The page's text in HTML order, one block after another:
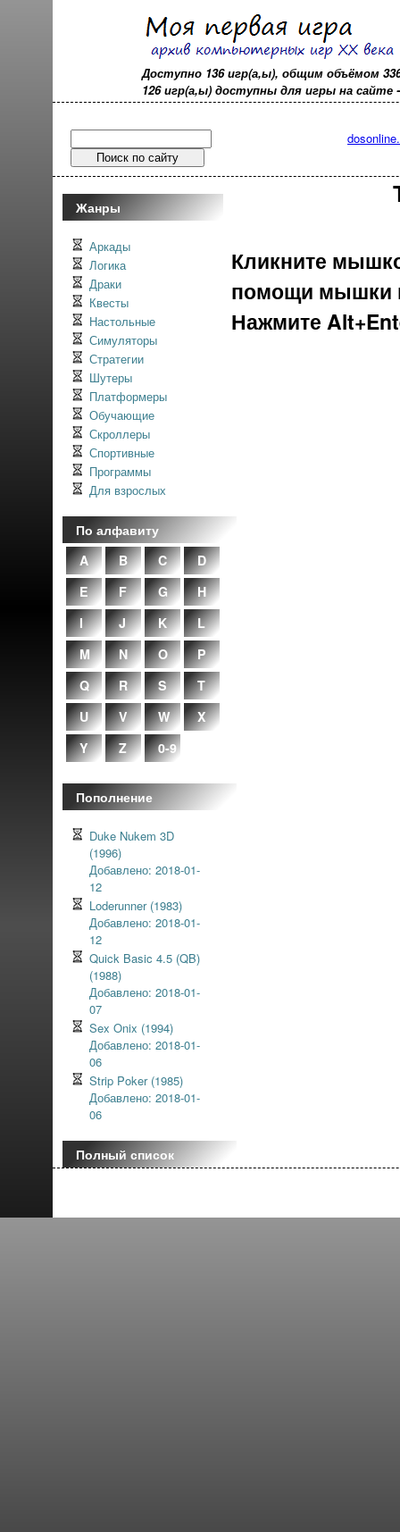
Доступно 136 игр(а,ы), общим объёмом
126 игр(а,ы) доступны для игры на сайте
Жанры
Аркады
Логика
Драки
Квесты
Настольные
Симуляторы
Стратегии
Шутеры
Платформеры
Обучающие
Скроллеры
Спортивные
Программы
Для взрослых
По алфавиту
A
B C
D
E
F G
H
I
J K
L
M
N O
P
Q
R S
T
U
V W
X
Y
Z 0-9
Пополнение
Duke Nukem 3D
(1996)
Добавлено: 2018-01-
12
Loderunner (1983)
Добавлено: 2018-01-
12
Quick Basic 4.5 (QB)
(1988)
Добавлено: 2018-01-
07
Sex Onix (1994)
Добавлено: 2018-01-
06
Strip Poker (1985)
Добавлено: 2018-01-
06
Полный список
Кликните
помощи мышки
Нажмите